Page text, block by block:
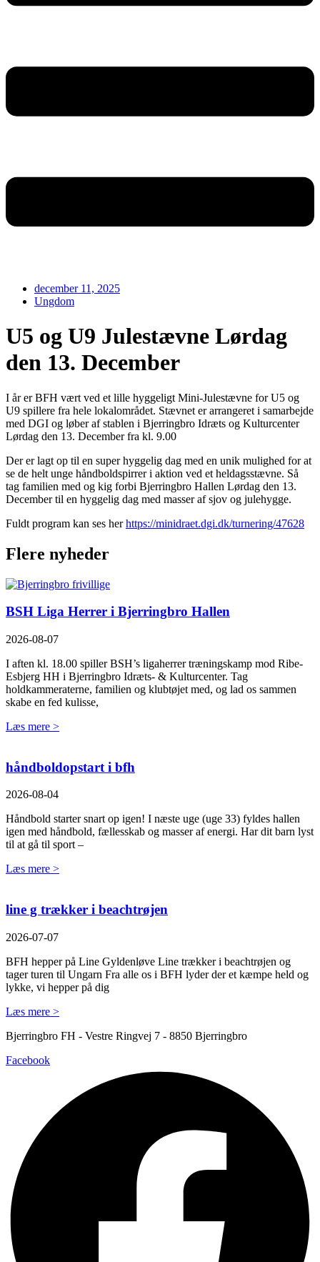
december 11, 2025
Ungdom
U5 og U9 Julestævne Lørdag
den 13. December
I år er BFH vært ved et lille hyggeligt Mini-Julestævne for U5 og
U9 spillere fra hele lokalområdet. Stævnet er arrangeret i samarbejde
med DGI og løber af stablen i Bjerringbro Idræts og Kulturcenter
Lørdag den 13. December fra kl. 9.00
Der er lagt op til en super hyggelig dag med en unik mulighed for at
se de helt unge håndboldspirrer i aktion ved et heldagsstævne. Så
tag familien med og kig forbi Bjerringbro Hallen Lørdag den 13.
December til en hyggelig dag med masser af sjov og julehygge.
Fuldt program kan ses herhttps://minidraet.dgi.dk/turnering/47628
Flere nyheder
BSH Liga Herrer i Bjerringbro Hallen
2026-08-07
I aften kl. 18.00 spiller BSH’s ligaherrer træningskamp mod Ribe-
Esbjerg HH i Bjerringbro Idræts- & Kulturcenter. Tag
holdkammeraterne, familien og klubtøjet med, og lad os sammen
skabe en fed kulisse,
Læs mere >
håndboldopstart i bfh
2026-08-04
Håndbold starter snart op igen! I næste uge (uge 33) fyldes hallen
igen med håndbold, fællesskab og masser af energi. Har dit barn lyst
til at gå til sport –
Læs mere >
line g trækker i beachtrøjen
2026-07-07
BFH hepper på Line Gyldenløve Line trækker i beachtrøjen og
tager turen til Ungarn Fra alle os i BFH lyder der et kæmpe held og
lykke, vi hepper på dig
Læs mere >
Bjerringbro FH - Vestre Ringvej 7 - 8850 Bjerringbro
Facebook